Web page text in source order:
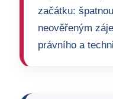
začátku:
neověřeným
právního a